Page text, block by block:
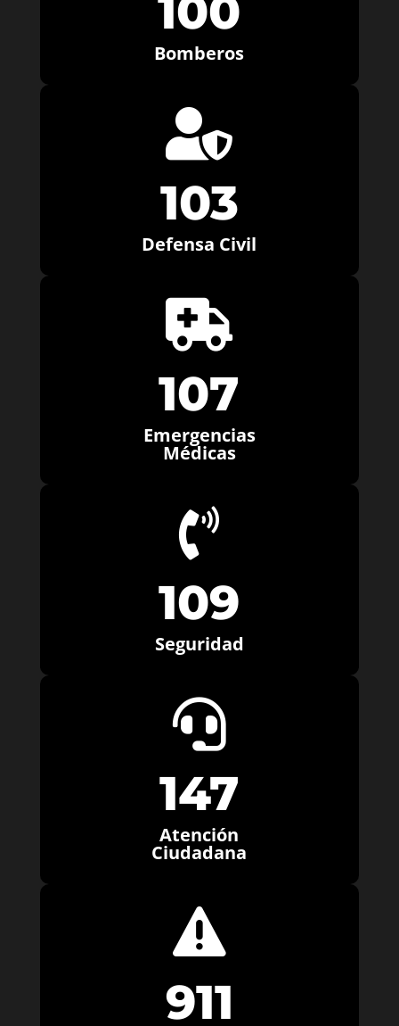
100
Bomberos

103
Defensa Civil

107
Emergencias
Médicas

109
Seguridad

147
Atención
Ciudadana

911